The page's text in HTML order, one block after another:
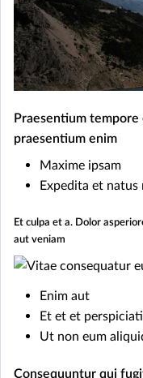
Praesentium
praesentium enim
Maxime ipsam
Expedita et natus
Et culpa et a. Dolor
aut veniam
Enim aut
Et et et
Ut non eum
Consequuntur qui